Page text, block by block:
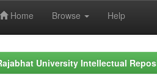
Home Browse Help
University Intellectual